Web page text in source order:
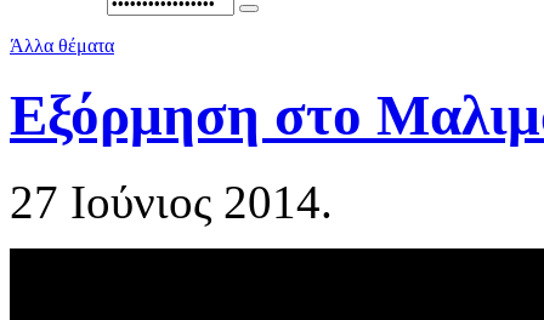
Άλλα θέματα
Εξόρμηση στο
27 Ιούνιος 2014.